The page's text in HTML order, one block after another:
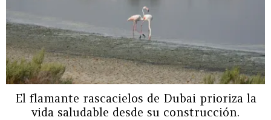
El flamante rascacielos de Dubai prioriza la
vida saludable desde su construcción.